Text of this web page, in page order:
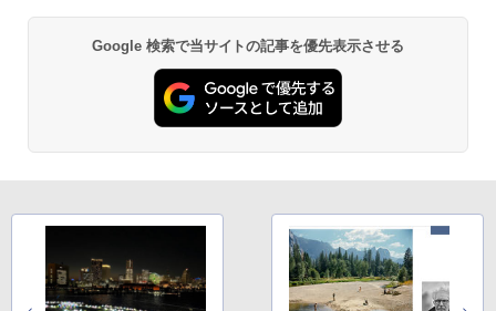
Google 検索で当サイトの記事を優先表示させる